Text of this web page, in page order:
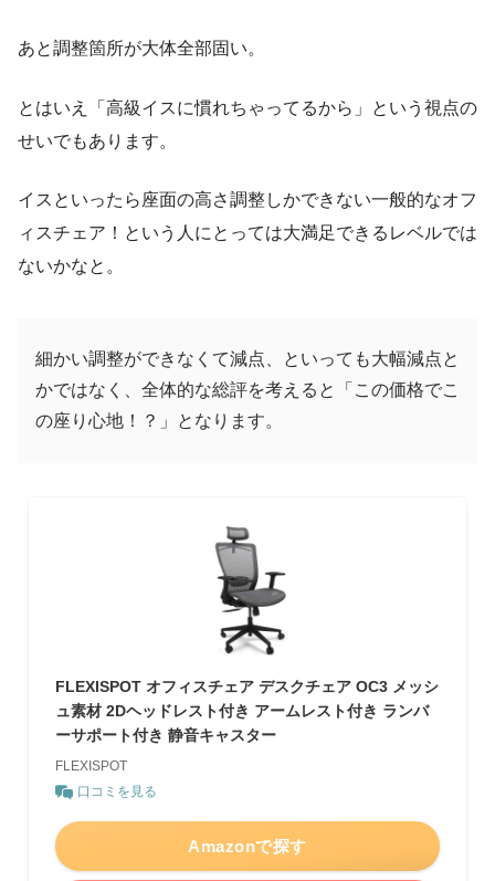
あと調整箇所が大体全部固い。
とはいえ「高級イスに慣れちゃってるから」という視点の
せいでもあります。
イスといったら座面の高さ調整しかできない一般的なオフ
ィスチェア！という人にとっては大満足できるレベルでは
ないかなと。
細かい調整ができなくて減点、といっても大幅減点と
かではなく、全体的な総評を考えると「この価格でこ
の座り心地！？」となります。
FLEXISPOT オフィスチェア デスクチェア OC3 メッシ
ュ素材 2Dヘッドレスト付き アームレスト付き ランバ
ーサポート付き 静音キャスター
FLEXISPOT
口コミを見る
Amazonで探す